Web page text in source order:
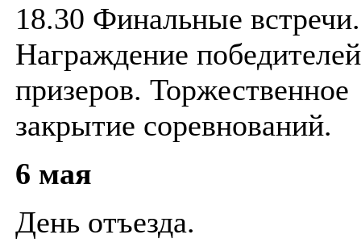
18.30 Финальные встречи.
Награждение
призеров. Торжественное
закрытие соревнований.
6 мая
День отъезда.